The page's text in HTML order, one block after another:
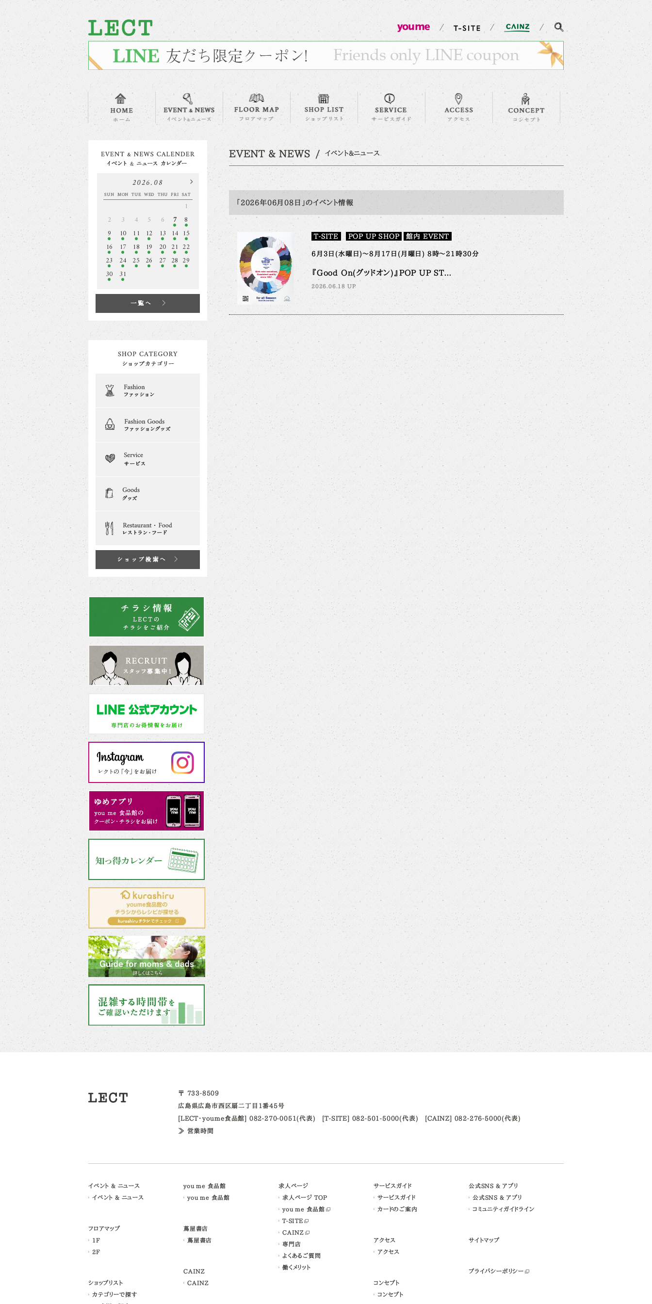
EVENT & NEWS イベント&ニュース
「2026年06月08日」のイベント情報
T-SITE POP UP SHOP 館内 EVENT
6月3日(水曜日)～8月17日(月曜日) 8時～21時30分
『Good On(グッドオン)』POP UP ST...
2026.06.18 UP
2026.08
SUN MON TUE WED THU FRI SAT
1
2
3 4 5 6 7
8
9
10 11 12 13 14 15
16
17 18 19 20 21 22
23
24 25 26 27 28 29
30 31
〒 733-8509
広島県広島市西区扇二丁目1番45号
[LECT・youme食品館] 082-270-0051(代表)
[T-SITE] 082-501-5000(代表)
[CAINZ] 082-276-5000(代表)
≫ 営業時間
イベント & ニュース
イベント & ニュース
フロアマップ
1F
2F
ショップリスト
カテゴリーで探す
you me 食品館
you me 食品館
蔦屋書店
蔦屋書店
CAINZ
CAINZ
求人ページ
求人ページ TOP
you me 食品館
T-SITE
CAINZ
専門店
よくあるご質問
働くメリット
サービスガイド
サービスガイド
カードのご案内
アクセス
アクセス
コンセプト
コンセプト
公式SNS & アプリ
公式SNS & アプリ
コミュニティガイドライン
サイトマップ
プライバシーポリシー